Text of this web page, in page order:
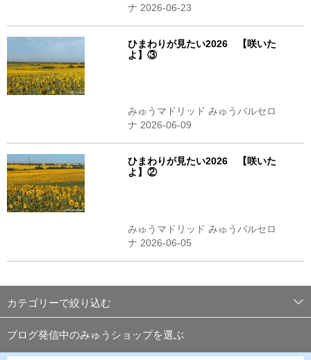
ナ 2026-06-23
ひまわりが見たい2026 【咲いた
よ】③
みゅうマドリッド みゅうバルセロ
ナ 2026-06-09
ひまわりが見たい2026 【咲いた
よ】②
みゅうマドリッド みゅうバルセロ
ナ 2026-06-05
カテゴリーで絞り込む
ブログ発信中のみゅうショップを選ぶ